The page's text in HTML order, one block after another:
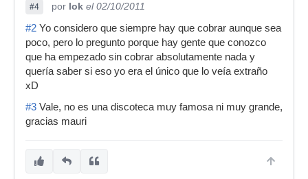
#4 por lok el 02/10/2011
#2 Yo considero que siempre hay que cobrar aunque sea
poco, pero lo pregunto porque hay gente que conozco
que ha empezado sin cobrar absolutamente nada y
quería saber si eso yo era el único que lo veía extraño
xD
#3 Vale, no es una discoteca muy famosa ni muy grande,
gracias mauri